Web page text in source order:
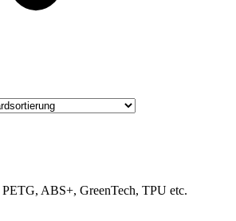
ABS+, GreenTech, TPU etc.